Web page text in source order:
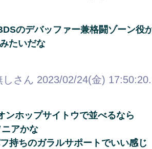
のデバッファー兼格闘ゾーン役
たいだな
しさん 2023/02/24(金)
ンホップサイトウで並べるなら
アかな
持ちのガラルサポートでいい感じ